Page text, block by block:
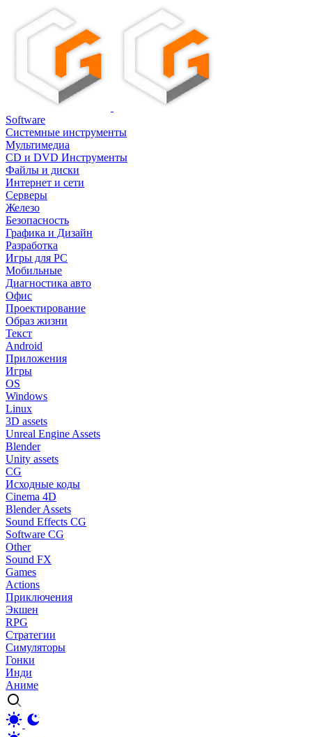
Software
Системные инструменты
Мультимедиа
CD и DVD Инструменты
Файлы и диски
Интернет и сети
Серверы
Железо
Безопасность
Графика и Дизайн
Разработка
Игры для PC
Мобильные
Диагностика авто
Офис
Проектирование
Образ жизни
Текст
Android
Приложения
Игры
OS
Windows
Linux
3D assets
Unreal Engine Assets
Blender
Unity assets
CG
Исходные коды
Cinema 4D
Blender Assets
Sound Effects CG
Software CG
Other
Sound FX
Games
Actions
Приключения
Экшен
RPG
Стратегии
Симуляторы
Гонки
Инди
Аниме